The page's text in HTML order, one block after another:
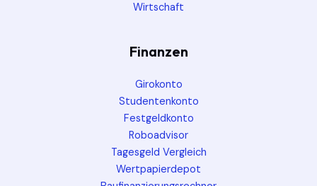
Wirtschaft
Finanzen
Girokonto
Studentenkonto
Festgeldkonto
Roboadvisor
Tagesgeld Vergleich
Wertpapierdepot